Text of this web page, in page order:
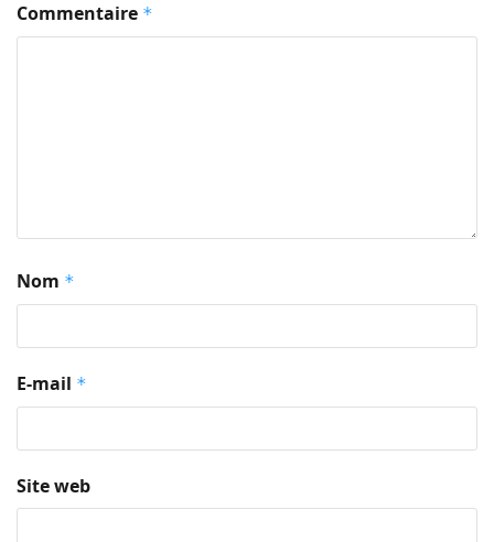
Commentaire *
Nom *
E-mail *
Site web